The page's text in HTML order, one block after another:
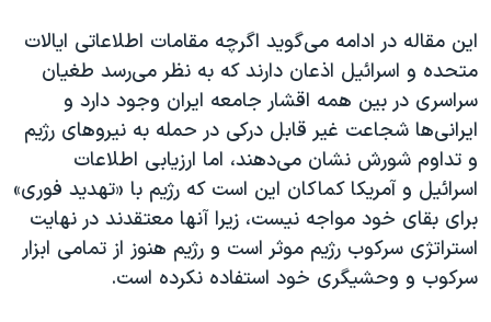
این مقاله در ادامه می‌گوید اگرچه مقامات اطلاعاتی ایالات
متحده و اسرائیل اذعان دارند که به نظر می‌رسد طغیان
سراسری در بین همه اقشار جامعه ایران وجود دارد و
ایرانی‌ها شجاعت غیر قابل درکی در حمله به نیروهای رژیم
و تداوم شورش نشان می‌دهند، اما ارزیابی اطلاعات
اسرائیل و آمریکا کماکان این است که رژیم با «تهدید فوری»
برای بقای خود مواجه نیست، زیرا آنها معتقدند در نهایت
استراتژی سرکوب رژیم موثر است و رژیم هنوز از تمامی ابزار
سرکوب و وحشیگری خود استفاده نکرده است.